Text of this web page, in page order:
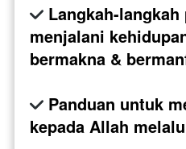
Langkah-
menjalani
bermakna &
Panduan untuk
kepada Allah